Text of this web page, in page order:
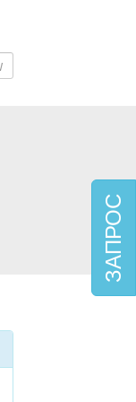
ЗАПРОС